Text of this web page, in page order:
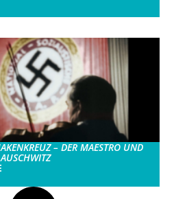
– DER MAESTRO UND